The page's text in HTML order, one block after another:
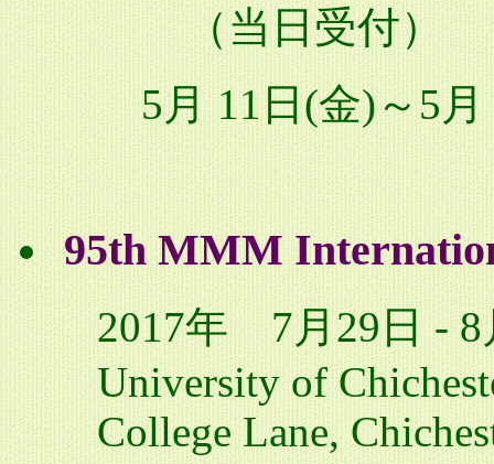
（当日受付）
5月 11日(金)～5
95th MMM
2017年 7月29日 - 8
University of
College Lane,